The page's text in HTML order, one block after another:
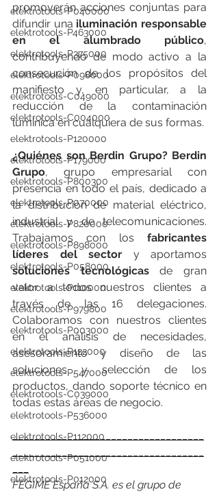
elektrotools-P040000
elektrotools-P463000
elektrotools-P375000
elektrotools-P098000
elektrotools-C049000
elektrotools-C004000
elektrotools-P120000
elektrotools-P179000
elektrotools-P800300
elektrotools-P070000
elektrotools-P820000
elektrotools-P898000
elektrotools-P058000
elektrotools-P110000
elektrotools-P979800
elektrotools-P003000
elektrotools-P122000
elektrotools-P547000
elektrotools-C039000
elektrotools-P536000
elektrotools-P112000
elektrotools-P051000
elektrotools-P012000
promoverán acciones conjuntas para
difundir una iluminación responsable
en el alumbrado público,
contribuyendo de modo activo a la
consecución de los propósitos del
manifiesto y, en particular, a la
reducción de la contaminación
lumínica en cualquiera de sus formas.
¿Quiénes son Berdin Grupo? Berdin
Grupo, grupo empresarial con
presencia en todo el país, dedicado a
la distribución de material eléctrico,
industrial y de telecomunicaciones.
Trabajamos con los fabricantes
líderes del sector
soluciones tecnológicas de gran
valor a todos nuestros clientes a
través de las 16 delegaciones.
Colaboramos con nuestros clientes
en el análisis de necesidades,
asesoramiento y diseño de las
soluciones y selección de los
productos, dando soporte técnico en
todas estas áreas de negocio.
___________________________________
___________________________________
FEGIME España S.A. es el grupo de